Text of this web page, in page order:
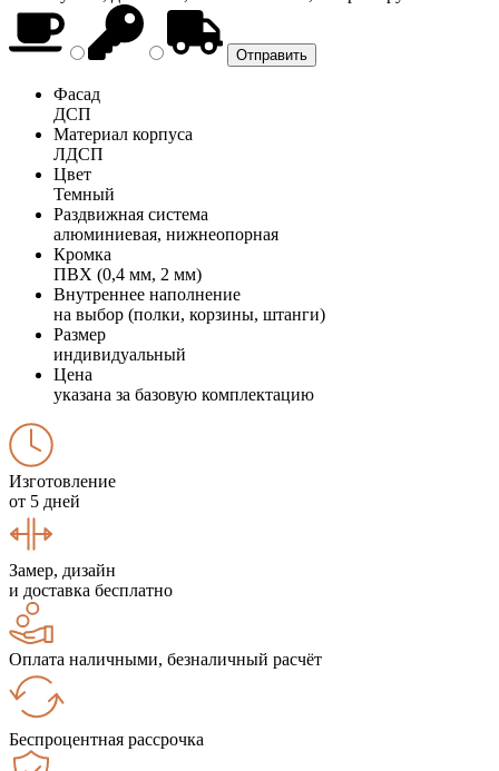
Фасад
ДСП
Материал корпуса
ЛДСП
Цвет
Темный
Раздвижная система
алюминиевая, нижнеопорная
Кромка
ПВХ (0,4 мм, 2 мм)
Внутреннее наполнение
на выбор (полки, корзины, штанги)
Размер
индивидуальный
Цена
указана за базовую комплектацию
Изготовление
от 5 дней
Замер, дизайн
и доставка бесплатно
Оплата наличными, безналичный расчёт
Беспроцентная рассрочка